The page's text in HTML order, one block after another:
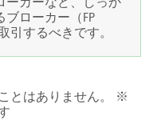
ローカー（FP
引するべきです。
とはありません。
※